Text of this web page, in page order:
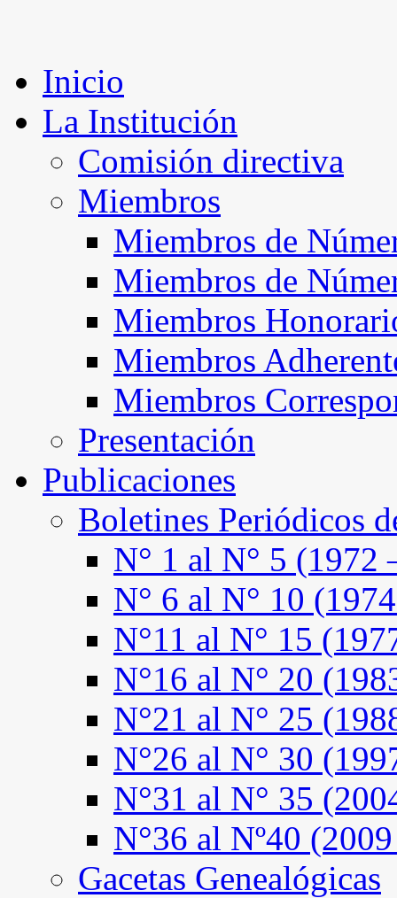
Inicio
La Institución
Comisión directiva
Miembros
Miembros de
Miembros de
Miembros
Miembros
Miembros
Presentación
Publicaciones
Boletines Periódicos
N° 1 al N° 5 (1972
N° 6 al N° 10
N°11 al N° 15
N°16 al N° 20
N°21 al N° 25
N°26 al N° 30
N°31 al N° 35
N°36 al Nº40
Gacetas Genealógicas